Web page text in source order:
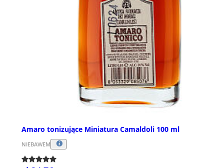
Amaro tonizujące Miniatura Camaldoli 100 ml
NIEBAWEM